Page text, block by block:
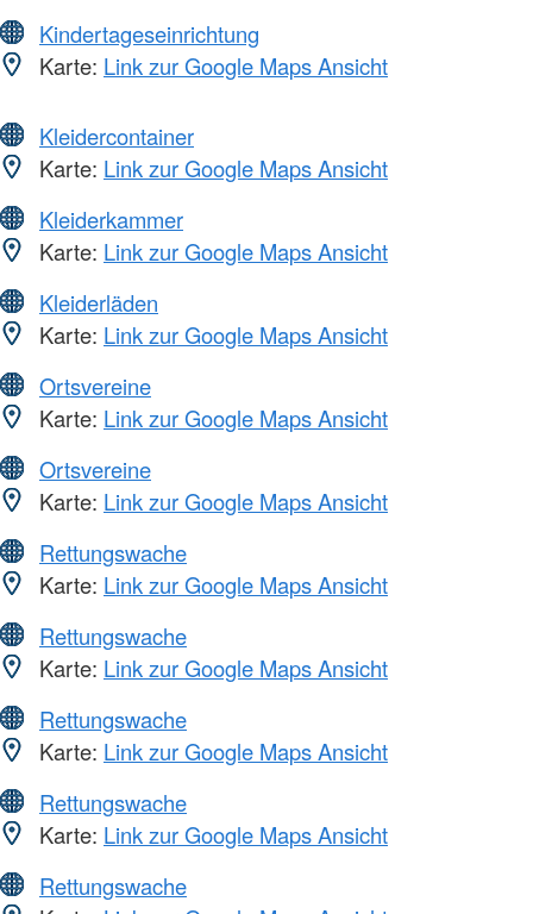
Kindertageseinrichtung
Karte: Link zur Google Maps Ansicht
Kleidercontainer
Karte: Link zur Google Maps Ansicht
Kleiderkammer
Karte: Link zur Google Maps Ansicht
Kleiderläden
Karte: Link zur Google Maps Ansicht
Ortsvereine
Karte: Link zur Google Maps Ansicht
Ortsvereine
Karte: Link zur Google Maps Ansicht
Rettungswache
Karte: Link zur Google Maps Ansicht
Rettungswache
Karte: Link zur Google Maps Ansicht
Rettungswache
Karte: Link zur Google Maps Ansicht
Rettungswache
Karte: Link zur Google Maps Ansicht
Rettungswache